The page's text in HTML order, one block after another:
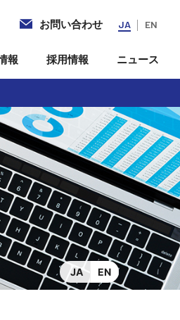
JA EN
お問い合わせ JA EN
向けQ＆A
報 採用情報 ニュース